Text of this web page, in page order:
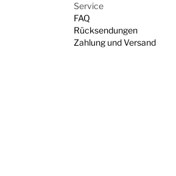
Service
FAQ
Rücksendungen
Zahlung und Versand